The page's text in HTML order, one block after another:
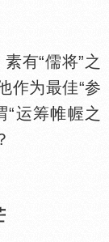
有“儒将”之
作为最佳“参
“运筹帷幄之